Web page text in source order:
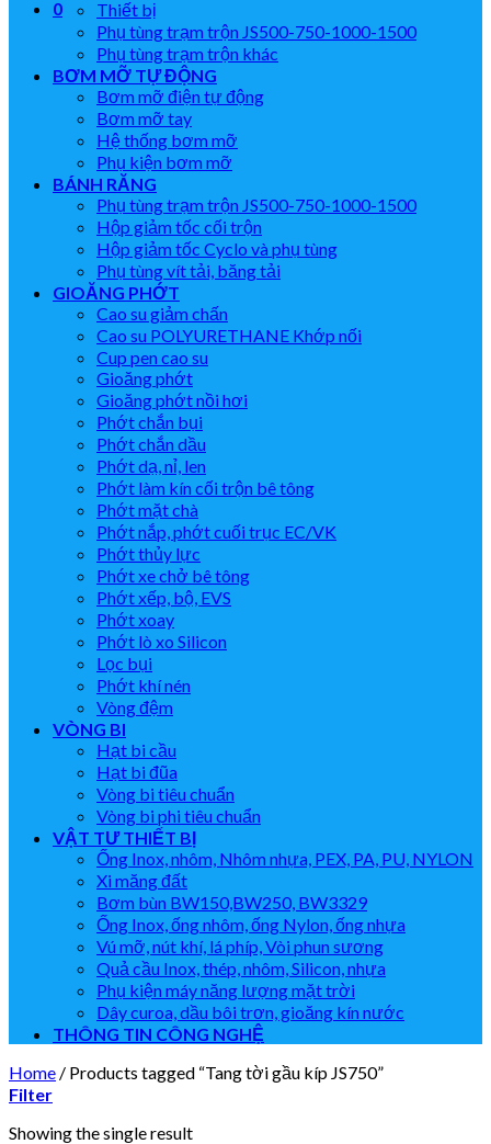
0
Thiết bị
Phụ tùng trạm trộn JS500-750-1000-1500
Phụ tùng trạm trộn khác
BƠM MỠ TỰ ĐỘNG
Bơm mỡ điện tự động
Bơm mỡ tay
Hệ thống bơm mỡ
Phụ kiện bơm mỡ
BÁNH RĂNG
Phụ tùng trạm trộn JS500-750-1000-1500
Hộp giảm tốc cối trộn
Hộp giảm tốc Cyclo và phụ tùng
Phụ tùng vít tải, băng tải
GIOĂNG PHỚT
Cao su giảm chấn
Cao su POLYURETHANE Khớp nối
Cup pen cao su
Gioăng phớt
Gioăng phớt nồi hơi
Phớt chắn bụi
Phớt chắn dầu
Phớt dạ, nỉ, len
Phớt làm kín cối trộn bê tông
Phớt mặt chà
Phớt nắp, phớt cuối trục EC/VK
Phớt thủy lực
Phớt xe chở bê tông
Phớt xếp, bộ, EVS
Phớt xoay
Phớt lò xo Silicon
Lọc bụi
Phớt khí nén
Vòng đệm
VÒNG BI
Hạt bi cầu
Hạt bi đũa
Vòng bi tiêu chuẩn
Vòng bi phi tiêu chuẩn
VẬT TƯ THIẾT BỊ
Ống Inox, nhôm, Nhôm nhựa, PEX, PA, PU, NYLON
Xi măng đất
Bơm bùn BW150,BW250, BW3329
Ống Inox, ống nhôm, ống Nylon, ống nhựa
Vú mỡ, nút khí, lá phíp, Vòi phun sương
Quả cầu Inox, thép, nhôm, Silicon, nhựa
Phụ kiện máy năng lượng mặt trời
Dây curoa, dầu bôi trơn, gioăng kín nước
THÔNG TIN CÔNG NGHỆ
Home / Products tagged “Tang tời gầu kíp JS750”
Filter
Showing the single result